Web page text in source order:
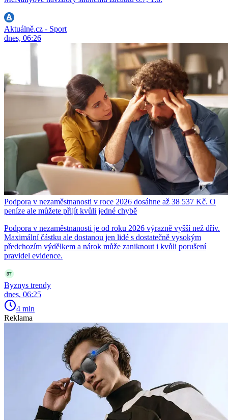
Aktuálně.cz - Sport
dnes, 06:26
Podpora v nezaměstnanosti v roce 2026 dosáhne až 38 537 Kč. O
peníze ale můžete přijít kvůli jedné chybě
Podpora v nezaměstnanosti je od roku 2026 výrazně vyšší než dřív.
Maximální částku ale dostanou jen lidé s dostatečně vysokým
předchozím výdělkem a nárok může zaniknout i kvůli porušení
pravidel evidence.
Byznys trendy
dnes, 06:25
4 min
Reklama